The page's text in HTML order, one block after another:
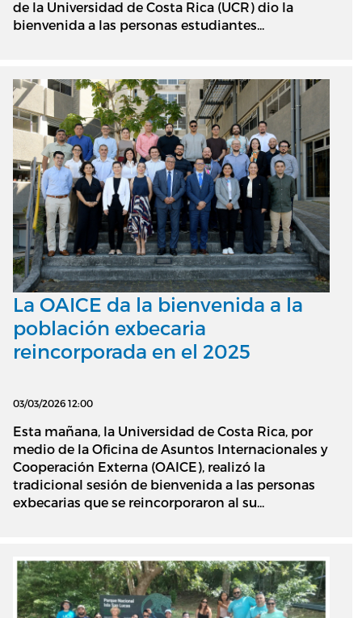
de la Universidad de Costa Rica (UCR) dio la
bienvenida a las personas estudiantes...
La OAICE da la bienvenida a la
población exbecaria
reincorporada en el 2025
03/03/2026 12:00
Esta mañana, la Universidad de Costa Rica, por
medio de la Oficina de Asuntos Internacionales y
Cooperación Externa (OAICE), realizó la
tradicional sesión de bienvenida a las personas
exbecarias que se reincorporaron al su...